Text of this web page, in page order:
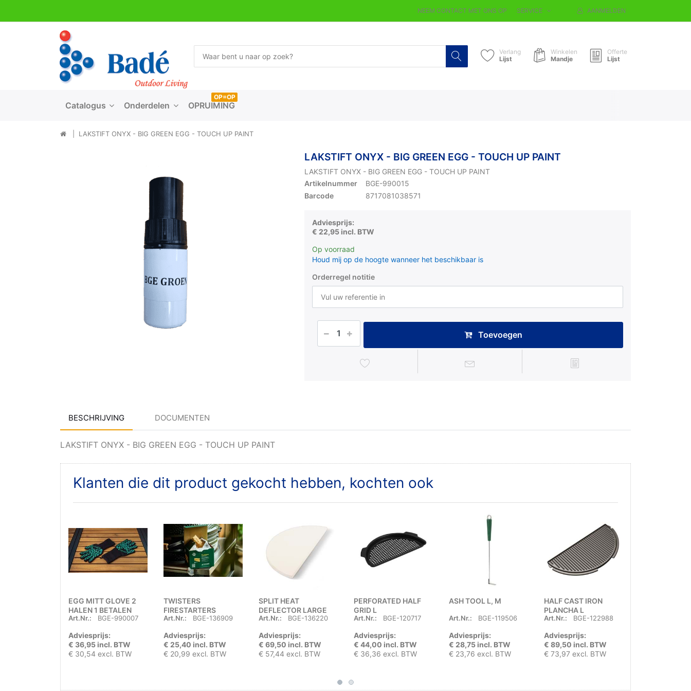
NEEM CONTACT MET ONS OP SERVICE AANMELDEN
Verlang
Lijst
Winkelen
Mandje
Offerte
Lijst
Catalogus Onderdelen OPRUIMING
OP=OP
LAKSTIFT ONYX - BIG GREEN EGG - TOUCH UP PAINT
LAKSTIFT ONYX - BIG GREEN EGG - TOUCH UP PAINT
LAKSTIFT ONYX - BIG GREEN EGG - TOUCH UP PAINT
Artikelnummer
BGE-990015
Barcode
8717081038571
Adviesprijs:
€ 22,95 incl. BTW
Op voorraad
Houd mij op de hoogte wanneer het beschikbaar is
Orderregel notitie
Toevoegen
BESCHRIJVING DOCUMENTEN
LAKSTIFT ONYX - BIG GREEN EGG - TOUCH UP PAINT
Klanten die dit product gekocht hebben, kochten ook
EGG MITT GLOVE 2
HALEN 1 BETALEN
Art.Nr.: BGE-990007
Adviesprijs:
€ 36,95 incl. BTW
€ 30,54 excl. BTW
TWISTERS
FIRESTARTERS
Art.Nr.: BGE-136909
Adviesprijs:
€ 25,40 incl. BTW
€ 20,99 excl. BTW
SPLIT HEAT
DEFLECTOR LARGE
Art.Nr.: BGE-136220
Adviesprijs:
€ 69,50 incl. BTW
€ 57,44 excl. BTW
PERFORATED HALF
GRID L
Art.Nr.: BGE-120717
Adviesprijs:
€ 44,00 incl. BTW
€ 36,36 excl. BTW
ASH TOOL L, M
Art.Nr.: BGE-119506
Adviesprijs:
€ 28,75 incl. BTW
€ 23,76 excl. BTW
HALF CAST IRON
PLANCHA L
Art.Nr.: BGE-122988
Adviesprijs:
€ 89,50 incl. BTW
€ 73,97 excl. BTW